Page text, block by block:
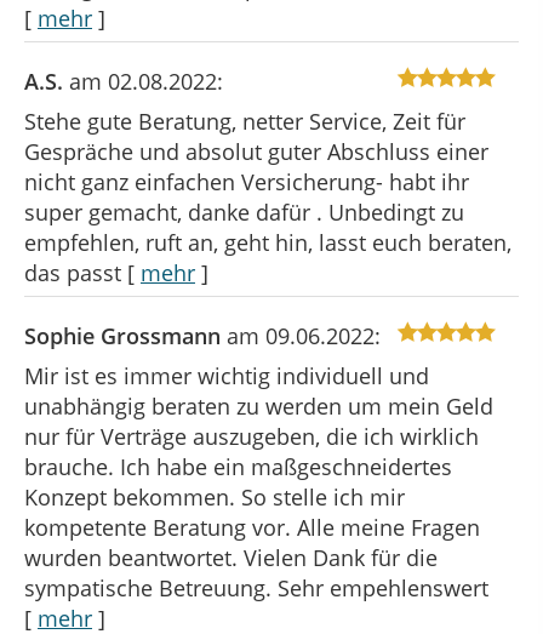
[ mehr ]
A.S. am 02.08.2022:
Stehe gute Beratung, netter Service, Zeit für
Gespräche und absolut guter Abschluss einer
nicht ganz einfachen Versicherung- habt ihr
super gemacht, danke dafür . Unbedingt zu
empfehlen, ruft an, geht hin, lasst euch beraten,
das passt [ mehr ]
Sophie Grossmann am 09.06.2022:
Mir ist es immer wichtig individuell und
unabhängig beraten zu werden um mein Geld
nur für Verträge auszugeben, die ich wirklich
brauche. Ich habe ein maßgeschneidertes
Konzept bekommen. So stelle ich mir
kompetente Beratung vor. Alle meine Fragen
wurden beantwortet. Vielen Dank für die
sympatische Betreuung. Sehr empehlenswert
[ mehr ]